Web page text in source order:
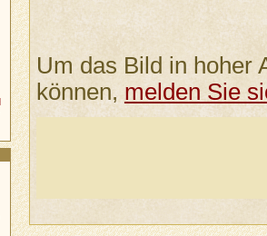
Um das Bild in hoher
können, melden Sie